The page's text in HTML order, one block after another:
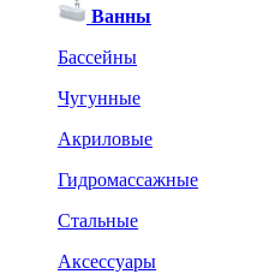
Ванны
Бассейны
Чугунные
Акриловые
Гидромассажные
Стальные
Аксессуары